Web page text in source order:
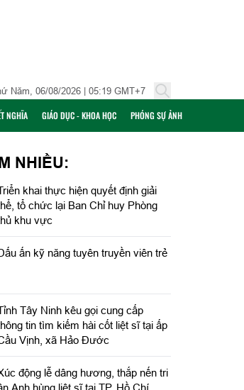
Năm, 06/08/2026 | 05:19 GMT+7
NGHĨA GIÁO DỤC - KHOA HỌC PHÓNG SỰ ẢNH
NHIỀU:
khai thực hiện quyết định giải
tổ chức lại Ban Chỉ huy Phòng
khu vực
ấn kỹ năng tuyên truyền viên trẻ
Tây Ninh kêu gọi cung cấp
tin tìm kiếm hài cốt liệt sĩ tại ấp
Vịnh, xã Hảo Đước
động lễ dâng hương, thắp nến tri